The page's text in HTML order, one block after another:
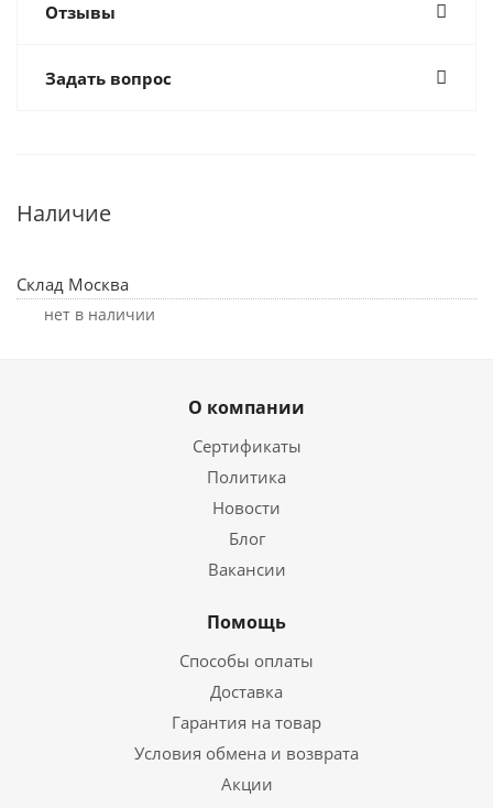
Отзывы
Задать вопрос
Наличие
Склад Москва
Нет в наличии
О компании
Сертификаты
Политика
Новости
Блог
Вакансии
Помощь
Способы оплаты
Доставка
Гарантия на товар
Условия обмена и возврата
Акции